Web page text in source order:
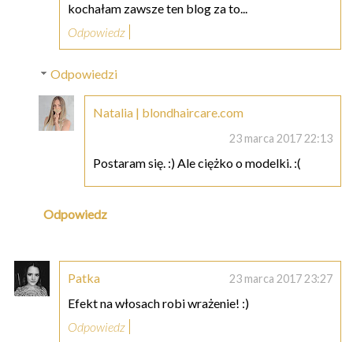
kochałam zawsze ten blog za to...
Odpowiedz
Odpowiedzi
Natalia | blondhaircare.com
23 marca 2017 22:13
Postaram się. :) Ale ciężko o modelki. :(
Odpowiedz
Patka 23 marca 2017 23:27
Efekt na włosach robi wrażenie! :)
Odpowiedz